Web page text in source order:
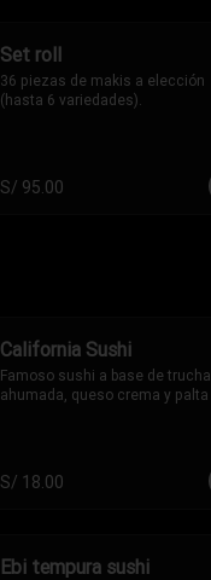
Set roll
36 piezas de makis a elección
(hasta 6 variedades).
S/ 95.00
California Sushi
Famoso sushi a base de trucha
ahumada, queso crema y palta
S/ 18.00
Ebi tempura sushi